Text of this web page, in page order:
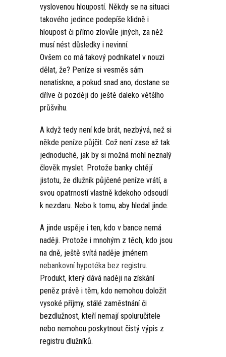
vyslovenou hloupostí. Někdy se na situaci
takového jedince podepíše klidně i
hloupost či přímo zlovůle jiných, za něž
musí nést důsledky i nevinní.
Ovšem co má takový podnikatel v nouzi
dělat, že? Peníze si vesměs sám
nenatiskne, a pokud snad ano, dostane se
dříve či později do ještě daleko většího
průšvihu.
A když tedy není kde brát, nezbývá, než si
někde peníze půjčit. Což není zase až tak
jednoduché, jak by si možná mohl neznalý
člověk myslet. Protože banky chtějí
jistotu, že dlužník půjčené peníze vrátí, a
svou opatrností vlastně kdekoho odsoudí
k nezdaru. Nebo k tomu, aby hledal jinde.
A jinde uspěje i ten, kdo v bance nemá
naději. Protože i mnohým z těch, kdo jsou
na dně, ještě svítá naděje jménem
nebankovní hypotéka bez registru.
Produkt, který dává naději na získání
peněz právě i těm, kdo nemohou doložit
vysoké příjmy, stálé zaměstnání či
bezdlužnost, kteří nemají spoluručitele
nebo nemohou poskytnout čistý výpis z
registru dlužníků.